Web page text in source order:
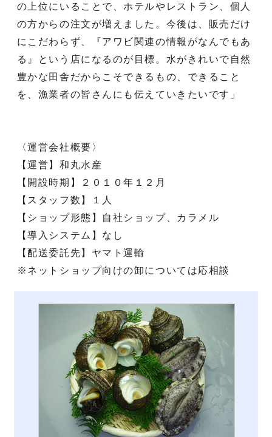
の上位にいることで、ホテルやレストラン、個人
の方からの注文が増えました。今後は、販売だけ
にこだわらず、『アワビ関連の情報がなんでもあ
る』という店になるのが目標。水がきれいで自然
豊かな田舎だからこそできるもの、できること
を、漁業者の皆さんにも伝えていきたいです」
〈運営会社概要〉
【運営】和丸水産
【開設時期】２０１０年１２月
【スタッフ数】１人
【ショップ形態】自社ショップ、カラメル
【導入システム】なし
【配送委託先】ヤマト運輸
※ネットショップ向けの卸については応相談